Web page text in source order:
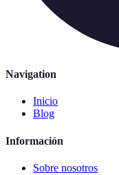
Navigation
Inicio
Blog
Información
Sobre nosotros